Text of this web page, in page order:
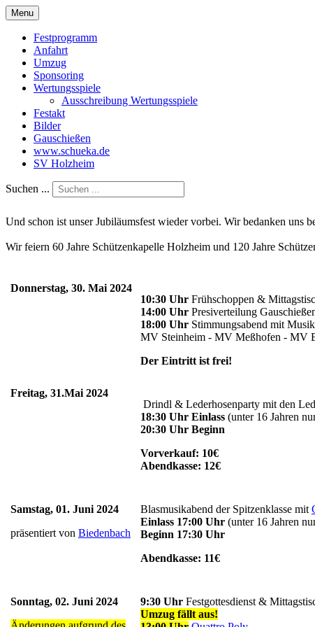
Menu
Festprogramm
Anfahrt
Umzug
Sponsoring
Wertungsspiele
Ausschreibung Wertungsspiele
Festakt
Bilder
Gauschießen
www.schueka.de
SV Holzheim
Suchen ...
Und schon ist unser Jubiläumsfest wieder vorbei. Wir bedanken uns
Wir feiern 60 Jahre Schützenkapelle Holzheim und 120 Jahre
Donnerstag, 30. Mai 2024
10:30 Uhr Frühschoppen &
14:00 Uhr Presiverteilung
18:00 Uhr Stimmungsabend mit
MV Steinheim - MV Meßhofen - MV
Der Eintritt ist frei!
Freitag, 31.Mai 2024
Drindl & Lederhosenparty mit den
18:30 Uhr Einlass (unter 16 Jahren
20:30 Uhr Beginn
Vorverkauf: 10€
Abendkasse: 12€
Samstag, 01. Juni 2024
präsentiert von Biedenbach
Blasmusikabend der Spitzenklasse mit
Einlass 17:00 Uhr (unter 16 Jahren
Beginn 17:30 Uhr
Abendkasse: 11€
Sonntag, 02. Juni 2024
9:30 Uhr Festgottesdienst &
Umzug fällt aus!